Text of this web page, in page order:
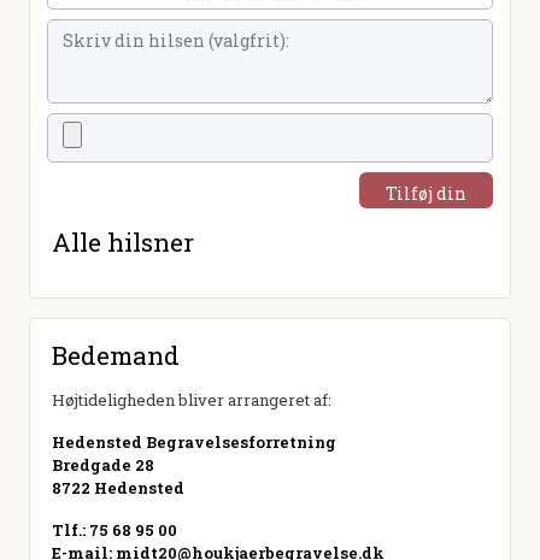
Tilføj din
Alle hilsner
Bedemand
Højtideligheden bliver arrangeret af:
Hedensted Begravelsesforretning
Bredgade 28
8722 Hedensted
Tlf.: 75 68 95 00
E-mail: midt20@houkjaerbegravelse.dk